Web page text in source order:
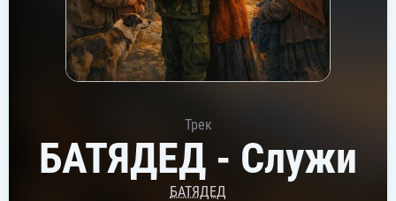
Трек
БАТЯДЕД - Служи
БАТЯДЕД